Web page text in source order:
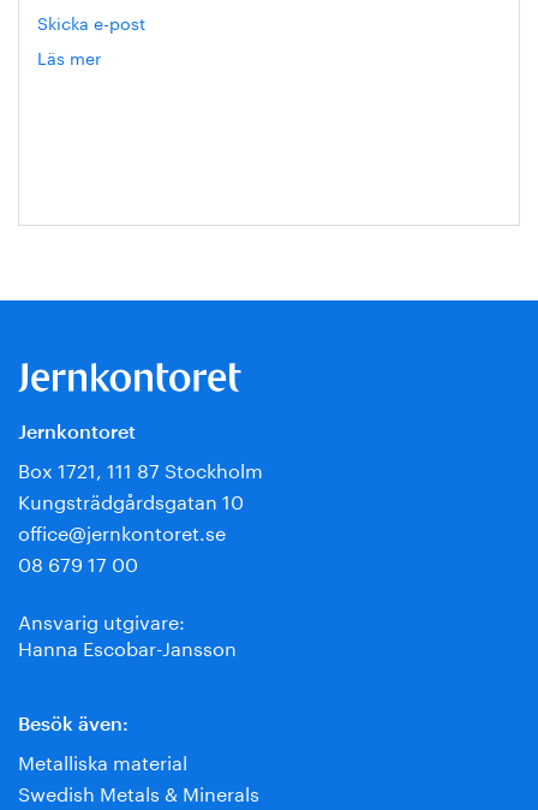
Skicka e-post
Läs mer
Jernkontoret
Box 1721, 111 87 Stockholm
Kungsträdgårdsgatan 10
office@jernkontoret.se
08 679 17 00
Ansvarig utgivare:
Hanna Escobar-Jansson
Besök även:
Metalliska material
Swedish Metals & Minerals